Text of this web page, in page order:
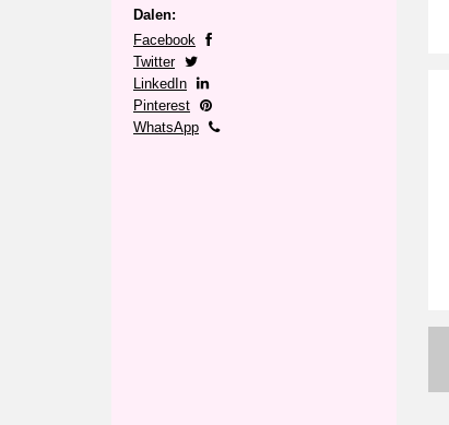
Dalen:
Facebook
Twitter
LinkedIn
Pinterest
WhatsApp